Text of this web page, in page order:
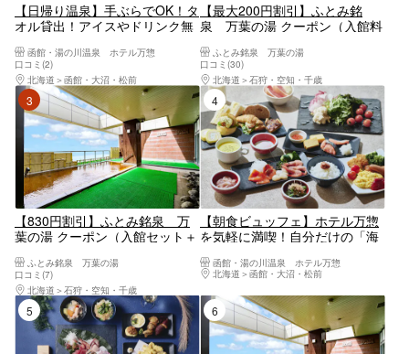
【日帰り温泉】手ぶらでOK！タ
オル貸出！アイスやドリンク無
函館・湯の川温泉 ホテル万惣
口コミ(2)
北海道
函館・大沼・松前
【最大200円割引】ふとみ銘
泉 万葉の湯 クーポン（入館料
ふとみ銘泉 万葉の湯
口コミ(30)
北海道
石狩・空知・千歳
3位
【830円割引】ふとみ銘泉 万
葉の湯 クーポン（入館セット＋
ふとみ銘泉 万葉の湯
口コミ(7)
北海道
石狩・空知・千歳
4位
【朝食ビュッフェ】ホテル万惣
を気軽に満喫！自分だけの「海
メニューを堪能
函館・湯の川温泉 ホテル万惣
北海道
函館・大沼・松前
5位 6位